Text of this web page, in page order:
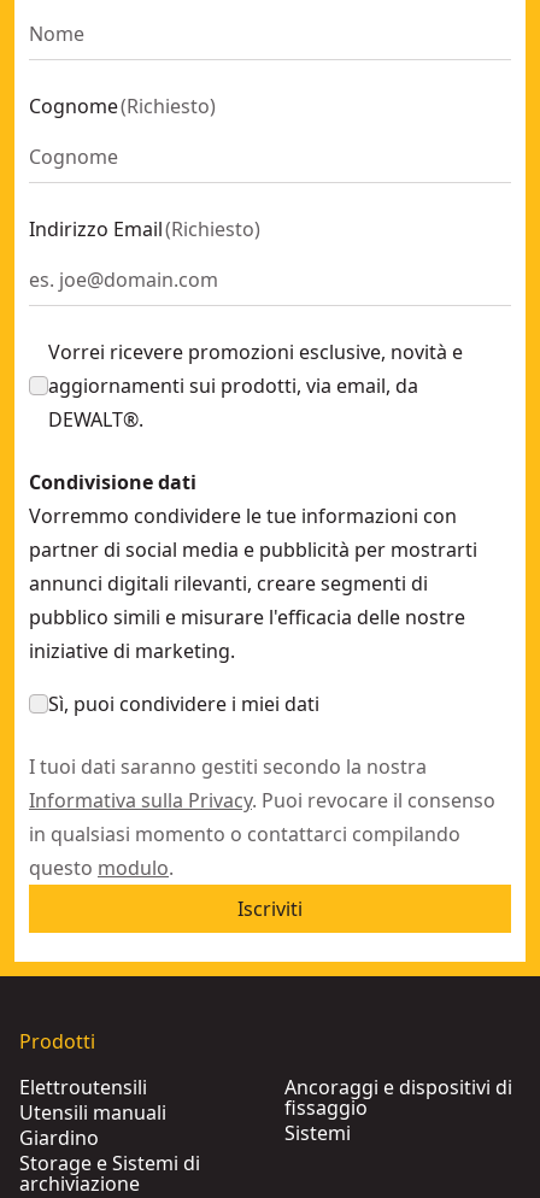
Cognome(Richiesto)
Indirizzo Email(Richiesto)
Vorrei ricevere promozioni esclusive, novità e
aggiornamenti sui prodotti, via email, da
DEWALT®.
Condivisione dati
Vorremmo condividere le tue informazioni con
partner di social media e pubblicità per mostrarti
annunci digitali rilevanti, creare segmenti di
pubblico simili e misurare l'efficacia delle nostre
iniziative di marketing.
Sì, puoi condividere i miei dati
I tuoi dati saranno gestiti secondo la nostra
Informativa sulla Privacy. Puoi revocare il consenso
in qualsiasi momento o contattarci compilando
questo modulo.
Iscriviti
Prodotti
Elettroutensili
Utensili manuali
Giardino
Storage e Sistemi di
archiviazione
Ancoraggi e dispositivi di
fissaggio
Sistemi